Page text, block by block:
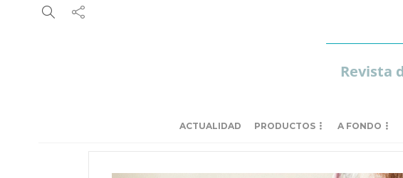
Revista
ACTUALIDAD PRODUCTOS A FONDO